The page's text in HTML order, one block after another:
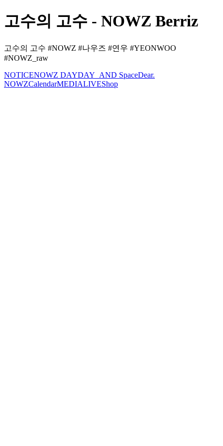
고수의 고수 - NOWZ Berriz
고수의 고수 #NOWZ #나우즈 #연우 #YEONWOO
#NOWZ_raw
NOTICENOWZ DAYDAY_AND SpaceDear.
NOWZCalendarMEDIALIVEShop